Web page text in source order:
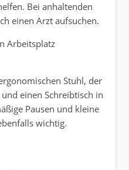
Bei anhaltenden
einen Arzt aufsuchen.
Arbeitsplatz
Stuhl, der
einen Schreibtisch in
Pausen und kleine
wichtig.